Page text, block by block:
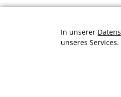
In unserer
unseres